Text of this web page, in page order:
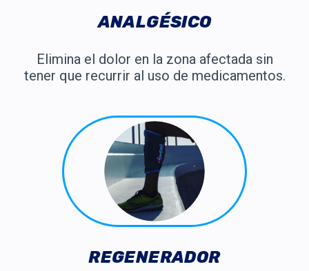
ANALGÉSICO
Elimina el dolor en la zona afectada sin
tener que recurrir al uso de medicamentos.
REGENERADOR